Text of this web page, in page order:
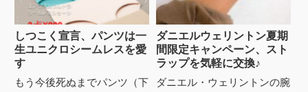
しつこく宣言、パンツは一
生ユニクロシームレスを愛
す
もう今後死ぬまでパンツ（下
ダニエルウェリントン夏期
間限定キャンペーン、スト
ラップを気軽に交換♪
ダニエル・ウェリントンの腕